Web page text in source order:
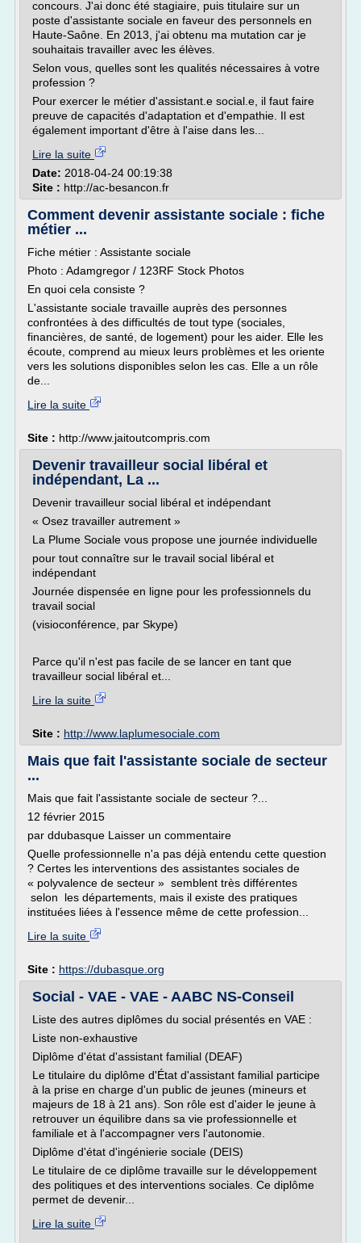
concours. J'ai donc été stagiaire, puis titulaire sur un
poste d'assistante sociale en faveur des personnels en
Haute-Saône. En 2013, j'ai obtenu ma mutation car je
souhaitais travailler avec les élèves.
Selon vous, quelles sont les qualités nécessaires à votre
profession ?
Pour exercer le métier d'assistant.e social.e, il faut faire
preuve de capacités d'adaptation et d'empathie. Il est
également important d'être à l'aise dans les...
Lire la suite
Date: 2018-04-24 00:19:38
Site : http://ac-besancon.fr
Comment devenir assistante sociale : fiche
métier ...
Fiche métier : Assistante sociale
Photo : Adamgregor / 123RF Stock Photos
En quoi cela consiste ?
L'assistante sociale travaille auprès des personnes
confrontées à des difficultés de tout type (sociales,
financières, de santé, de logement) pour les aider. Elle les
écoute, comprend au mieux leurs problèmes et les oriente
vers les solutions disponibles selon les cas. Elle a un rôle
de...
Lire la suite
Site : http://www.jaitoutcompris.com
Devenir travailleur social libéral et
indépendant, La ...
Devenir travailleur social libéral et indépendant
« Osez travailler autrement »
La Plume Sociale vous propose une journée individuelle
pour tout connaître sur le travail social libéral et
indépendant
Journée dispensée en ligne pour les professionnels du
travail social
(visioconférence, par Skype)
Parce qu'il n'est pas facile de se lancer en tant que
travailleur social libéral et...
Lire la suite
Site : http://www.laplumesociale.com
Mais que fait l'assistante sociale de secteur
...
Mais que fait l'assistante sociale de secteur ?...
12 février 2015
par ddubasque Laisser un commentaire
Quelle professionnelle n'a pas déjà entendu cette question
? Certes les interventions des assistantes sociales de
« polyvalence de secteur » semblent très différentes
selon les départements, mais il existe des pratiques
instituées liées à l'essence même de cette profession...
Lire la suite
Site : https://dubasque.org
Social - VAE - VAE - AABC NS-Conseil
Liste des autres diplômes du social présentés en VAE :
Liste non-exhaustive
Diplôme d'état d'assistant familial (DEAF)
Le titulaire du diplôme d'État d'assistant familial participe
à la prise en charge d'un public de jeunes (mineurs et
majeurs de 18 à 21 ans). Son rôle est d'aider le jeune à
retrouver un équilibre dans sa vie professionnelle et
familiale et à l'accompagner vers l'autonomie.
Diplôme d'état d'ingénierie sociale (DEIS)
Le titulaire de ce diplôme travaille sur le développement
des politiques et des interventions sociales. Ce diplôme
permet de devenir...
Lire la suite